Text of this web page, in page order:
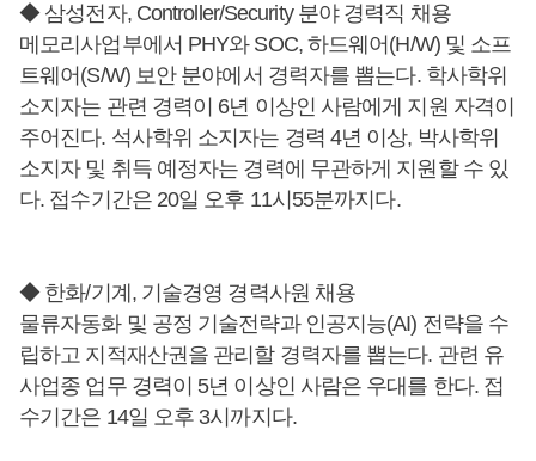
◆ 삼성전자, Controller/Security 분야 경력직 채용
메모리사업부에서 PHY와 SOC, 하드웨어(H/W) 및 소프
트웨어(S/W) 보안 분야에서 경력자를 뽑는다. 학사학위
소지자는 관련 경력이 6년 이상인 사람에게 지원 자격이
주어진다. 석사학위 소지자는 경력 4년 이상, 박사학위
소지자 및 취득 예정자는 경력에 무관하게 지원할 수 있
다. 접수기간은 20일 오후 11시55분까지다.
◆ 한화/기계, 기술경영 경력사원 채용
물류자동화 및 공정 기술전략과 인공지능(AI) 전략을 수
립하고 지적재산권을 관리할 경력자를 뽑는다. 관련 유
사업종 업무 경력이 5년 이상인 사람은 우대를 한다. 접
수기간은 14일 오후 3시까지다.